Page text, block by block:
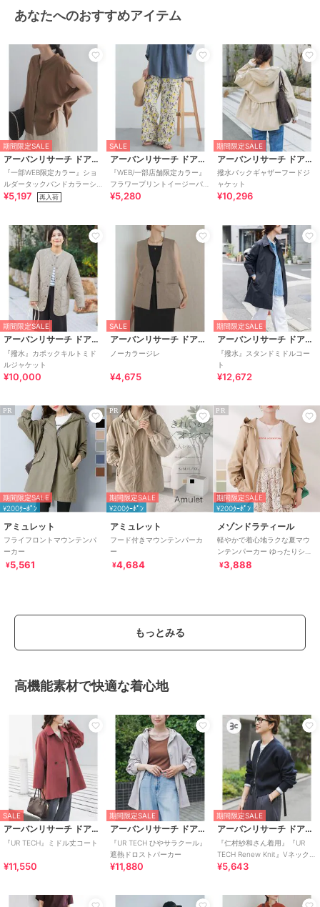
あなたへのおすすめアイテム
期間限定SALE
アーバンリサーチ ドアーズ
『一部WEB限定カラー』ショ
ルダータックバンドカラーシ
ャツ
¥5,197 再入荷
SALE
アーバンリサーチ ドアーズ
『WEB/一部店舗限定カラー』
フラワープリントイージーパ
ンツ
¥5,280
期間限定SALE
アーバンリサーチ ドアーズ
撥水バックギャザーフードジ
ャケット
¥10,296
期間限定SALE
アーバンリサーチ ドアーズ
『撥水』カポックキルトミド
ルジャケット
¥10,000
SALE
アーバンリサーチ ドアーズ
ノーカラージレ
¥4,675
期間限定SALE
アーバンリサーチ ドアーズ
『撥水』スタンドミドルコー
ト
¥12,672
PR
期間限定SALE
¥200ｸｰﾎﾟﾝ
アミュレット
フライフロントマウンテンパ
ーカー
¥5,561
PR
期間限定SALE
¥200ｸｰﾎﾟﾝ
アミュレット
フード付きマウンテンパーカ
ー
¥4,684
PR
期間限定SALE
¥200ｸｰﾎﾟﾝ
メゾンドラティール
軽やかで着心地ラクな夏マウ
ンテンパーカー ゆったりシル
エットで体型カバーも叶う着
¥3,888
もっとみる
高機能素材で快適な着心地
SALE
アーバンリサーチ ドアーズ
『UR TECH』ミドル丈コート
¥11,550
期間限定SALE
アーバンリサーチ ドアーズ
『UR TECH ひやサラクール』
遮熱ドロストパーカー
¥11,880
期間限定SALE
アーバンリサーチ ドアーズ
『仁村紗和さん着用』『UR
TECH Renew Knit』Vネック
ZIPカーディガン
¥5,643